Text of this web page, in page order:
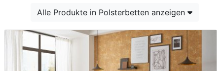
Alle Produkte in Polsterbetten anzeigen
Finanzierung
Markenwelt